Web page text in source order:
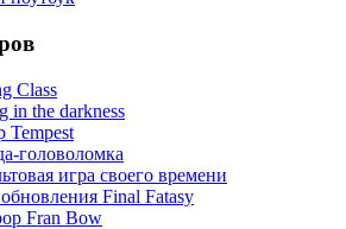
Class
in the darkness
Tempest
головоломка
игра своего времени
Final Fatasy
Fran Bow